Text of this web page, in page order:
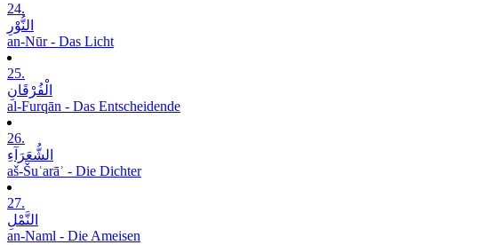
24.
النُّوْرِ
an-Nūr - Das Licht
25.
الْفُرْقَانِ
al-Furqān - Das Entscheidende
26.
الشُّعَرَآءِ
aš-Šuʿarāʾ - Die Dichter
27.
النَّمْلِ
an-Naml - Die Ameisen